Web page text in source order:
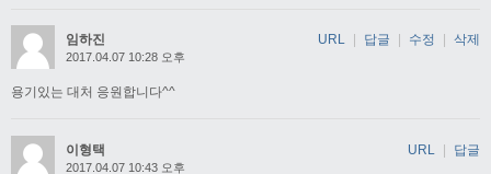
임하진
2017.04.07 10:28 오후
용기있는 대처 응원합니다^^
URL 답글 수정 삭제
이형택
2017.04.07 10:43 오후
URL | 답글